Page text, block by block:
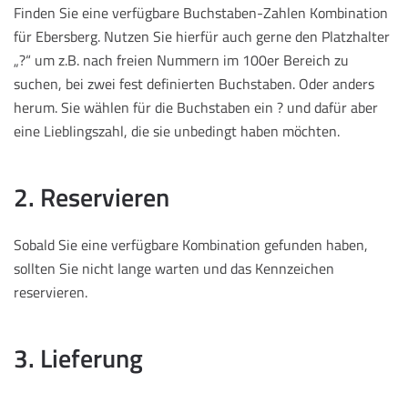
Finden Sie eine verfügbare Buchstaben-Zahlen Kombination
für Ebersberg. Nutzen Sie hierfür auch gerne den Platzhalter
„?“ um z.B. nach freien Nummern im 100er Bereich zu
suchen, bei zwei fest definierten Buchstaben. Oder anders
herum. Sie wählen für die Buchstaben ein ? und dafür aber
eine Lieblingszahl, die sie unbedingt haben möchten.
2. Reservieren
Sobald Sie eine verfügbare Kombination gefunden haben,
sollten Sie nicht lange warten und das Kennzeichen
reservieren.
3. Lieferung